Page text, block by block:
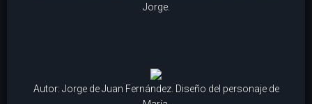
Jorge.
Autor: Jorge de Juan Fernández. Diseño del personaje de